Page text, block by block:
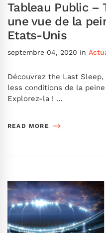
Tableau Public –
une vue de la
Etats-Unis
septembre 04, 2020 in
Découvrez the Last
less conditions de la
Explorez-la ! …
READ MORE